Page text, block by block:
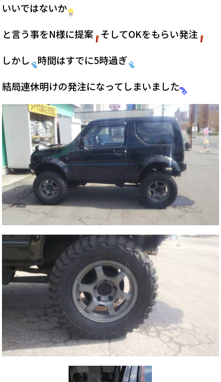
いいではないか
と言う事をN様に提案 そしてOKをもらい発注
しかし
時間はすでに5時過ぎ
結局連休明けの発注になってしまいました